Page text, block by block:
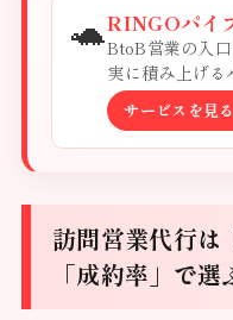
🐢RINGOパイ
BtoB営業の入
実に積み上げる
サービスを見
訪問営業代行は
「成約率」で選